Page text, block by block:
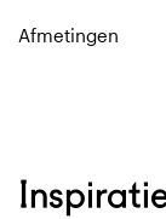
Afmetingen